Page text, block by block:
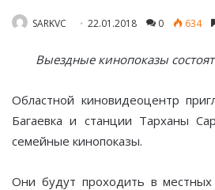
SARKVC 22.01.2018 0 634
Выездные кинопоказы
Областной киновидеоцентр
Багаевка и станции Тарханы
семейные кинопоказы.
Они будут проходить в